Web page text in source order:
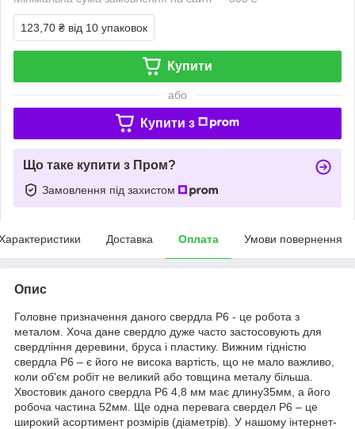
123,70 ₴ від 10 упаковок
Купити
або
Купити з
Що таке купити з Пром?
Замовлення під захистом
Доставка Оплата Умови повернення
Опис
Головне призначення даного свердла Р6 - це робота з
металом. Хоча дане свердло дуже часто застосовують для
свердління деревини, бруса і пластику. Вижним гідністю
свердла Р6 – є його не висока вартість, що не мало важливо,
коли об'єм робіт не великий або товщина металу більша.
Хвостовик даного свердла Р6 4,8 мм має длину35мм, а його
робоча частина 52мм. Ще одна перевага свердел Р6 – це
широкий асортимент розмірів (діаметрів). У нашому інтернет-